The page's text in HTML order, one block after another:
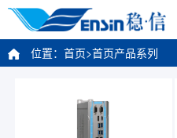
位置： 首页>首页产品系列